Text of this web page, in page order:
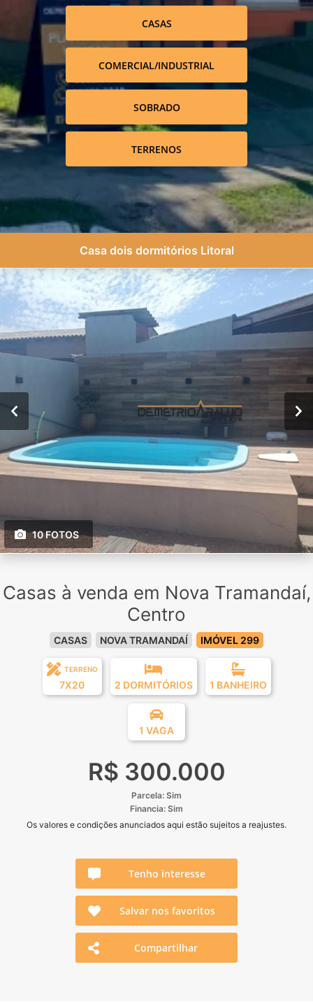
CASAS
COMERCIAL/INDUSTRIAL
SOBRADO
TERRENOS
Casa dois dormitórios Litoral
10 FOTOS
Casas à venda em Nova Tramandaí,
Centro
CASAS NOVA TRAMANDAÍ IMÓVEL 299
TERRENO
7X20 2 DORMITÓRIOS 1 BANHEIRO
1 VAGA
R$ 300.000
Parcela: Sim
Financia: Sim
Os valores e condições anunciados aqui estão sujeitos a reajustes.
Tenho interesse
Salvar nos favoritos
Compartilhar